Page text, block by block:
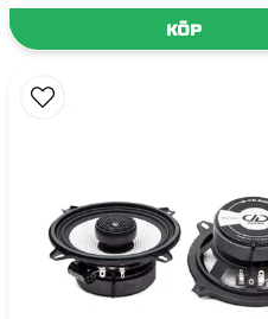
KÖP